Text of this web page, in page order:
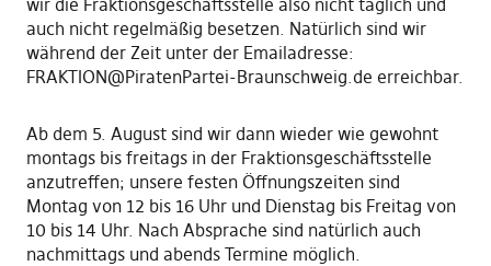
wir die Fraktionsgeschäftsstelle also nicht täglich und
auch nicht regelmäßig besetzen. Natürlich sind wir
während der Zeit unter der Emailadresse:
FRAKTION@PiratenPartei-Braunschweig.de erreichbar.
Ab dem 5. August sind wir dann wieder wie gewohnt
montags bis freitags in der Fraktionsgeschäftsstelle
anzutreffen; unsere festen Öffnungszeiten sind
Montag von 12 bis 16 Uhr und Dienstag bis Freitag von
10 bis 14 Uhr. Nach Absprache sind natürlich auch
nachmittags und abends Termine möglich.